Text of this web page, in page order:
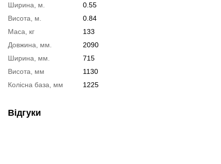
Ширина, м.
0.55
Висота, м.
0.84
Маса, кг
133
Довжина, мм.
2090
Ширина, мм.
715
Висота, мм
1130
Колісна база, мм
1225
Відгуки